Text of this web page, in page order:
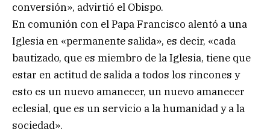
conversión», advirtió el Obispo.
En comunión con el Papa Francisco alentó a una
Iglesia en «permanente salida», es decir, «cada
bautizado, que es miembro de la Iglesia, tiene que
estar en actitud de salida a todos los rincones y
esto es un nuevo amanecer, un nuevo amanecer
eclesial, que es un servicio a la humanidad y a la
sociedad».